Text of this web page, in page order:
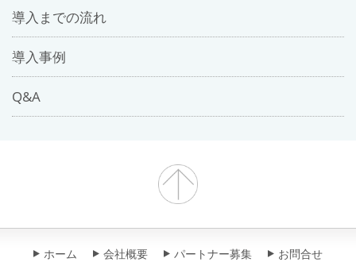
導入までの流れ
導入事例
Q&A
ホーム 会社概要 パートナー募集
お問合せ